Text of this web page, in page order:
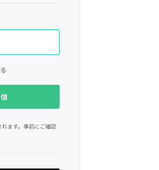
アニメ・漫画
ビューティー・ヘルスケア
れます。事前にご確認